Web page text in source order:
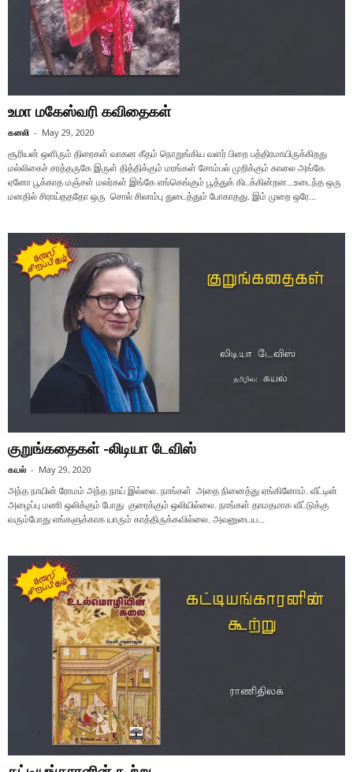
உமா மகேஸ்வரி கவிதைகள்
கனலி - May 29, 2020
சூரியன் ஒளிரும் திரைகள் வாகன கீதம் நொறுங்கிய வளர் பிறை பத்திரமாயிருக்கிறது
மல்லிகைச் சரத்தருகே இருள் தித்திக்கும் மரங்கள் சோம்பல் முறிக்கும் காலை அங்கே
ஏனோ பூக்காத மஞ்சள் மலர்கள் இங்கே எங்கெங்கும் பூத்துக் கிடக்கின்றன...உடைந்த ஒரு
மனதில் சிராய்தததோ ஒரு சொல் சிலாம்பு துடைத்தும் போகாதது. இம் முறை ஒரே...
குறுங்கதைகள் -லிடியா டேவிஸ்
கயல் - May 29, 2020
அந்த நாயின் ரோமம் அந்த நாய் இல்லை. நாங்கள் அதை நினைத்து ஏங்கினோம். வீட்டின்
அழைப்பு மணி ஒலிக்கும் போது குரைக்கும் ஒலியில்லை. நாங்கள் தாமதமாக வீட்டுக்கு
வரும்போது எங்களுக்காக யாரும் காத்திருக்கவில்லை. அவனுடைய...